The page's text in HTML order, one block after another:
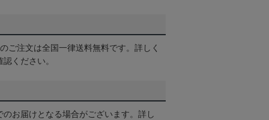
ご注文は全国一律送料無料です。詳しく
認ください。
お届けとなる場合がございます。詳し